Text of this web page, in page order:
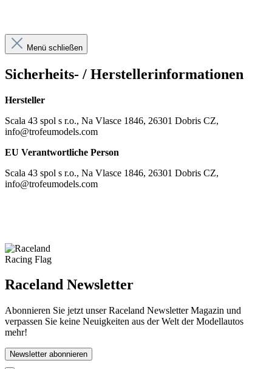
Menü schließen
Sicherheits- / Herstellerinformationen
Hersteller
Scala 43 spol s r.o., Na Vlasce 1846, 26301 Dobris CZ,
info@trofeumodels.com
EU Verantwortliche Person
Scala 43 spol s r.o., Na Vlasce 1846, 26301 Dobris CZ,
info@trofeumodels.com
Raceland Newsletter
Abonnieren Sie jetzt unser Raceland Newsletter Magazin und
verpassen Sie keine Neuigkeiten aus der Welt der Modellautos
mehr!
Newsletter abonnieren